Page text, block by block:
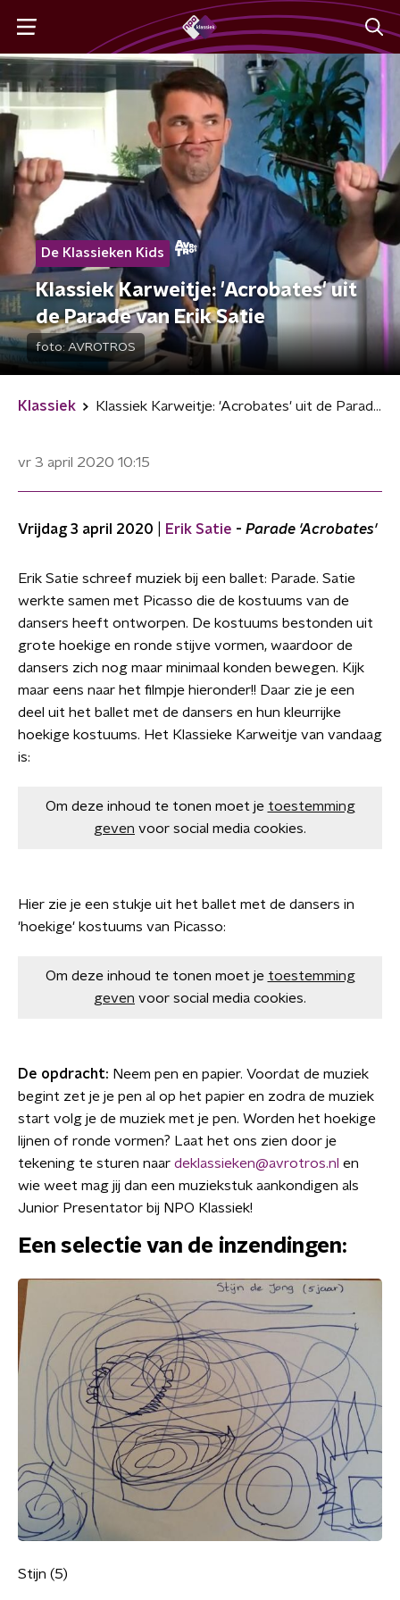
De Klassieken Kids
Klassiek Karweitje: 'Acrobates' uit
de Parade van Erik Satie
foto: AVROTROS
Klassiek Klassiek Karweitje: 'Acrobates' uit de Parade van Erik Satie
vr 3 april 2020 10:15
Vrijdag 3 april 2020 | Erik Satie - Parade 'Acrobates'
Erik Satie schreef muziek bij een ballet: Parade. Satie
werkte samen met Picasso die de kostuums van de
dansers heeft ontworpen. De kostuums bestonden uit
grote hoekige en ronde stijve vormen, waardoor de
dansers zich nog maar minimaal konden bewegen. Kijk
maar eens naar het filmpje hieronder!! Daar zie je een
deel uit het ballet met de dansers en hun kleurrijke
hoekige kostuums. Het Klassieke Karweitje van vandaag
is:
Om deze inhoud te tonen moet je toestemming
geven voor social media cookies.
Hier zie je een stukje uit het ballet met de dansers in
'hoekige' kostuums van Picasso:
Om deze inhoud te tonen moet je toestemming
geven voor social media cookies.
De opdracht: Neem pen en papier. Voordat de muziek
begint zet je je pen al op het papier en zodra de muziek
start volg je de muziek met je pen. Worden het hoekige
lijnen of ronde vormen? Laat het ons zien door je
tekening te sturen naar deklassieken@avrotros.nl en
wie weet mag jij dan een muziekstuk aankondigen als
Junior Presentator bij NPO Klassiek!
Een selectie van de inzendingen:
Stijn (5)